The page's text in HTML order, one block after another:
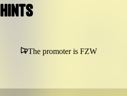
Hints
The promoter is FZW